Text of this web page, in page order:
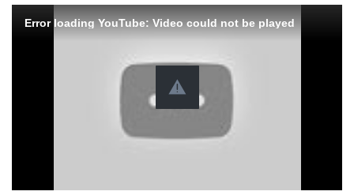
Error loading YouTube: Video could not be played